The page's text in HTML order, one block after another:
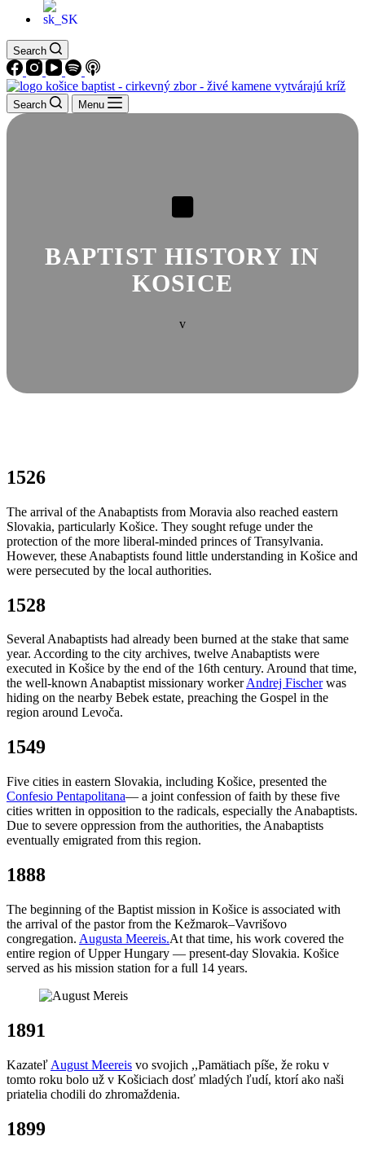
Search
Search Menu
BAPTIST HISTORY IN
KOSICE
v
1526
The arrival of the Anabaptists from Moravia also reached eastern
Slovakia, particularly Košice. They sought refuge under the
protection of the more liberal-minded princes of Transylvania.
However, these Anabaptists found little understanding in Košice and
were persecuted by the local authorities.
1528
Several Anabaptists had already been burned at the stake that same
year. According to the city archives, twelve Anabaptists were
executed in Košice by the end of the 16th century. Around that time,
the well-known Anabaptist missionary workerAndrej Fischerwas
hiding on the nearby Bebek estate, preaching the Gospel in the
region around Levoča.
1549
Five cities in eastern Slovakia, including Košice, presented the
Confesio Pentapolitana— a joint confession of faith by these five
cities written in opposition to the radicals, especially the Anabaptists.
Due to severe oppression from the authorities, the Anabaptists
eventually emigrated from this region.
1888
The beginning of the Baptist mission in Košice is associated with
the arrival of the pastor from the Kežmarok–Vavrišovo
congregation. Augusta Meereis.At that time, his work covered the
entire region of Upper Hungary — present-day Slovakia. Košice
served as his mission station for a full 14 years.
1891
Kazateľ August Meereis vo svojich ,,Pamätiach píše, že roku v
tomto roku bolo už v Košiciach dosť mladých ľudí, ktorí ako naši
priatelia chodili do zhromaždenia.
1899